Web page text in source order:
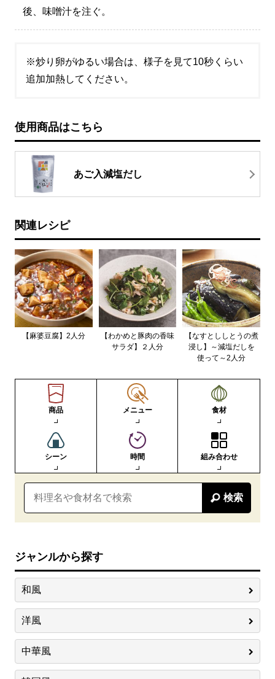
後、味噌汁を注ぐ。
※炒り卵がゆるい場合は、様子を見て10秒くらい
追加加熱してください。
使用商品はこちら
あご入減塩だし
関連レシピ
【麻婆豆腐】2人分
【わかめと豚肉の香味
サラダ】２人分
【なすとししとうの煮
浸し】～減塩だしを
使って～2人分
商品 メニュー 食材
シーン 時間 組み合わせ
検索
ジャンルから探す
和風
洋風
中華風